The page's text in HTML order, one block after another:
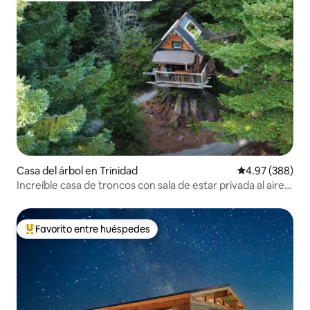
Casa del árbol en Trinidad Calificación
4.97 (388)
Increíble casa de troncos con sala de estar privada al aire
De los mejores en Favorito entre huéspedes
Favorito entre huéspedes